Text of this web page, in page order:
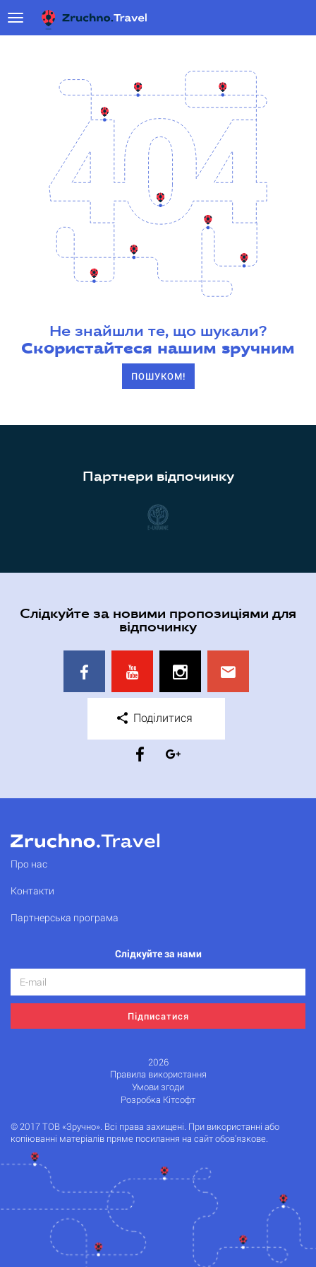
Не знайшли те, що шукали?
Скористайтеся нашим зручним
ПОШУКОМ!
Партнери відпочинку
Слідкуйте за новими пропозиціями для
відпочинку
Поділитися
Про нас
Контакти
Партнерська програма
Слідкуйте за нами
Підписатися
2026
Правила використання
Умови згоди
Розробка Кітсофт
© 2017 ТОВ «Зручно». Всі права захищені. При використанні або
копіюванні матеріалів пряме посилання на сайт обов'язкове.